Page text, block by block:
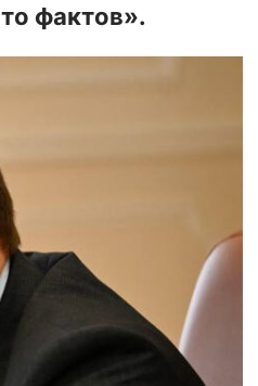
фактов».